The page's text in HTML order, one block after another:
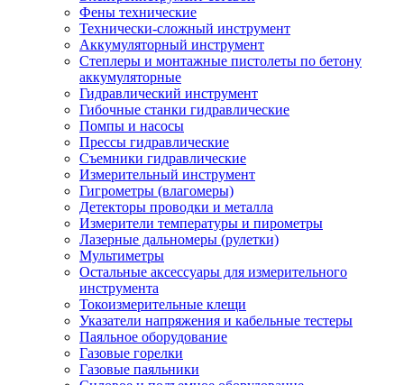
Фены технические
Технически-сложный инструмент
Аккумуляторный инструмент
Степлеры и монтажные пистолеты по бетону
аккумуляторные
Гидравлический инструмент
Гибочные станки гидравлические
Помпы и насосы
Прессы гидравлические
Съемники гидравлические
Измерительный инструмент
Гигрометры (влагомеры)
Детекторы проводки и металла
Измерители температуры и пирометры
Лазерные дальномеры (рулетки)
Мультиметры
Остальные аксессуары для измерительного
инструмента
Токоизмерительные клещи
Указатели напряжения и кабельные тестеры
Паяльное оборудование
Газовые горелки
Газовые паяльники